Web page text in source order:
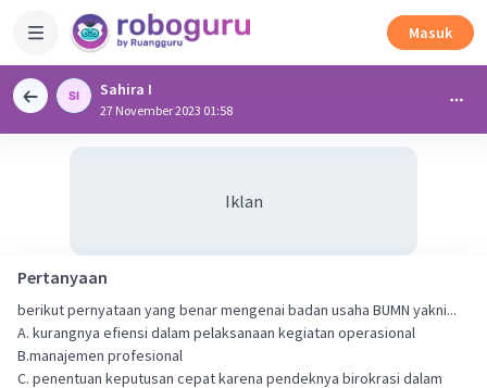
Masuk
Sahira I
27 November 2023 01:58
Iklan
Pertanyaan
berikut pernyataan yang benar mengenai badan usaha BUMN yakni...
A. kurangnya efiensi dalam pelaksanaan kegiatan operasional
B.manajemen profesional
C. penentuan keputusan cepat karena pendeknya birokrasi dalam